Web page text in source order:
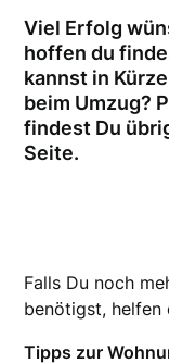
Viel Erfolg
hoffen du
kannst in
beim Umzug?
findest Du
Seite.
Falls Du noch
benötigst, helfen
Tipps zur